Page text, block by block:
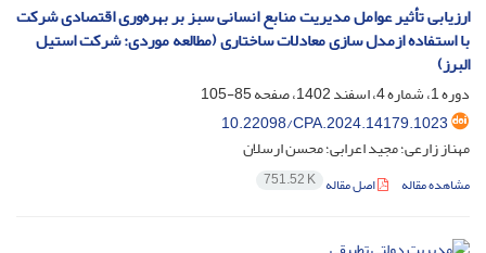
ارزیابی تأثیر عوامل مدیریت منابع انسانی سبز بر بهره‌وری اقتصادی شرکت
با استفاده ازمدل سازی معادلات ساختاری (مطالعه موردی: شرکت استیل
البرز)
دوره 1، شماره 4، اسفند 1402، صفحه
85-105
10.22098/CPA.2024.14179.1023
مهناز زارعی؛ مجید اعرابی؛ محسن ارسلان
مشاهده مقاله اصل مقاله 751.52 K